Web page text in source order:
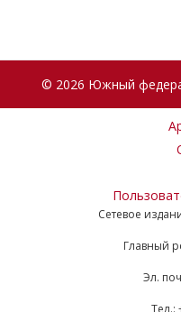
© 2026 Южный
Сетевое
Главный
Эл.
Тел.: